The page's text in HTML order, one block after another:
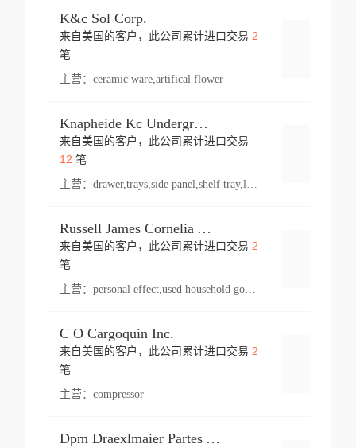
K&c Sol Corp.
来自美国的客户，此公司累计进口交易 2
笔
主营： ceramic ware,artifical flower
Knapheide Kc Underground
来自美国的客户，此公司累计进口交易
12 笔
主营：
Russell James Cornelia Arlington Va
来自美国的客户，此公司累计进口交易 2
笔
主营： personal effect,used household goods
C O Cargoquin Inc.
来自美国的客户，此公司累计进口交易 2
笔
主营： compressor
Dpm Draexlmaier Partes Automotrices Corr Ind Huejotzingo